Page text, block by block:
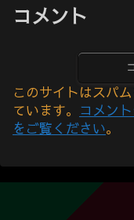
コメント
このサイトはスパ
ています。 コメン
をご覧ください。